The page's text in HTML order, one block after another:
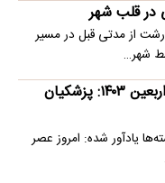
در قلب شهر
از مدتی قبل در مسیر
شهر…
دست‌نوشته شهید علی لاریجانی در اربعین ۱۴۰۳: پزشکیان
یادآور شده: امروز عصر